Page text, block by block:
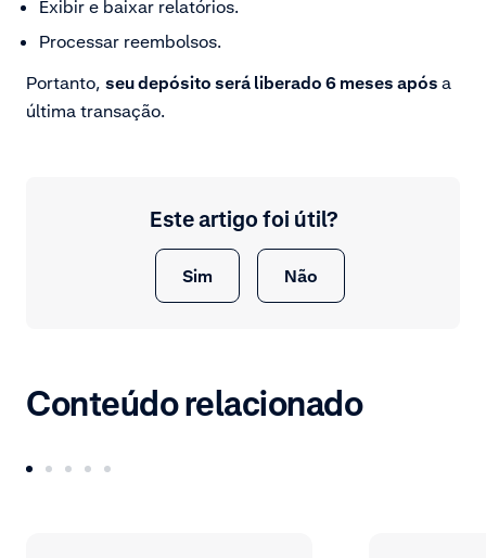
Exibir e baixar relatórios.
Processar reembolsos.
Portanto, seu depósito será liberado 6 meses após a
última transação.
Este artigo foi útil?
Sim Não
Conteúdo relacionado